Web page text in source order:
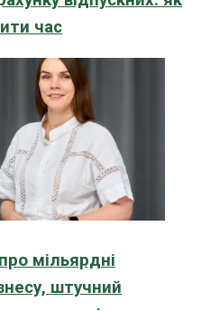
час
мільярдні
штучний